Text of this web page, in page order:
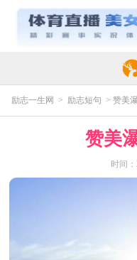
励志一生网 > 励志短句 > 赞美
赞美
时间：